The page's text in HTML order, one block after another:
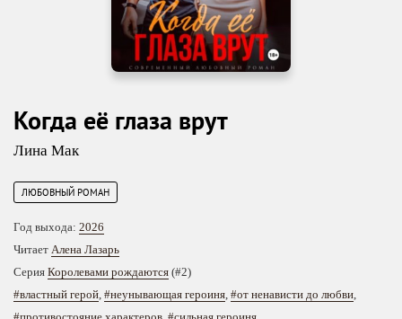
Когда её глаза врут
Лина Мак
ЛЮБОВНЫЙ РОМАН
Год выхода: 2026
Читает Алена Лазарь
Серия Королевами рождаются (#2)
#властный герой, #неунывающая героиня, #от ненависти до любви,